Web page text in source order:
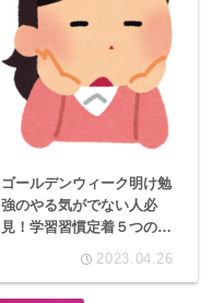
ゴールデンウィーク明け勉
強のやる気がでない人必
見！学習習慣定着５つの対
2023.04.26